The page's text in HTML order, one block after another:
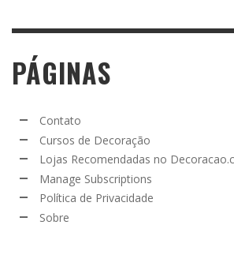
PÁGINAS
Contato
Cursos de Decoração
Lojas Recomendadas no
Manage Subscriptions
Política de Privacidade
Sobre